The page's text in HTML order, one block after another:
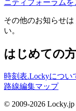
ニティフォーラムを
その他のお知らせは
い。
はじめての
時刻表.Lockyについ
路線編集マップ
© 2009-2026 Locky.jp